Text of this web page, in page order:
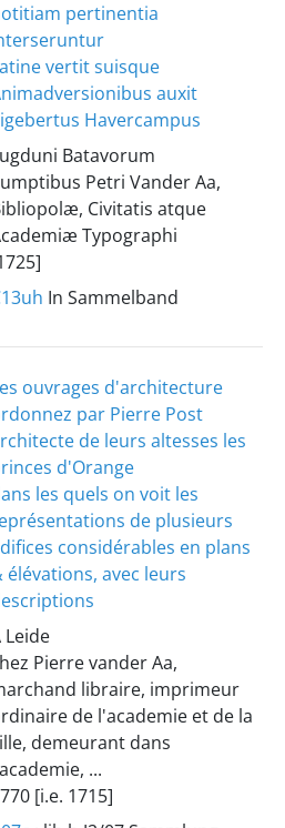
pertinentia
vertit suisque
auxit
Havercampus
Batavorum
Petri Vander Aa,
Civitatis atque
Typographi
In Sammelband
ouvrages d'architecture
par Pierre Post
de leurs altesses les
d'Orange
les quels on voit les
de plusieurs
considérables en plans
élévations, avec leurs
Leide
Pierre vander Aa,
libraire, imprimeur
de l'academie et de la
demeurant dans
...
[i.e. 1715]